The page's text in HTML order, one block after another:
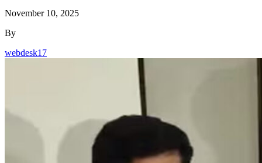
November 10, 2025
By
webdesk17